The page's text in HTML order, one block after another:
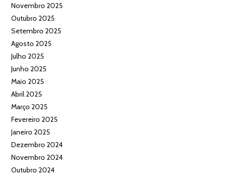
Novembro 2025
Outubro 2025
Setembro 2025
Agosto 2025
Julho 2025
Junho 2025
Maio 2025
Abril 2025
Março 2025
Fevereiro 2025
Janeiro 2025
Dezembro 2024
Novembro 2024
Outubro 2024